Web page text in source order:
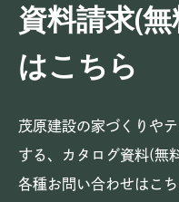
資料請求(無
はこちら
茂原建設の家づくりや
する、
カタログ資料(無
各種お問い合わせはこち